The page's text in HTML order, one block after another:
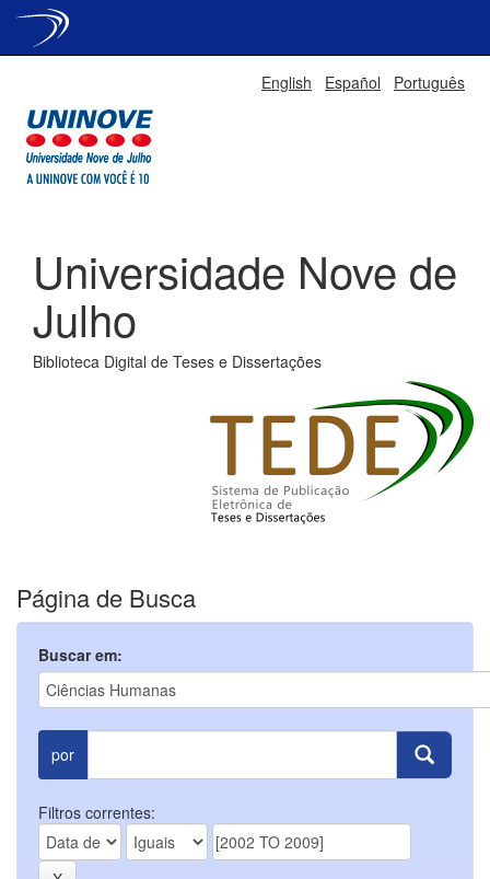
English Español Português
Universidade Nove de
Julho
Biblioteca Digital de Teses e Dissertações
Página de Busca
Buscar em:
por
Filtros correntes: